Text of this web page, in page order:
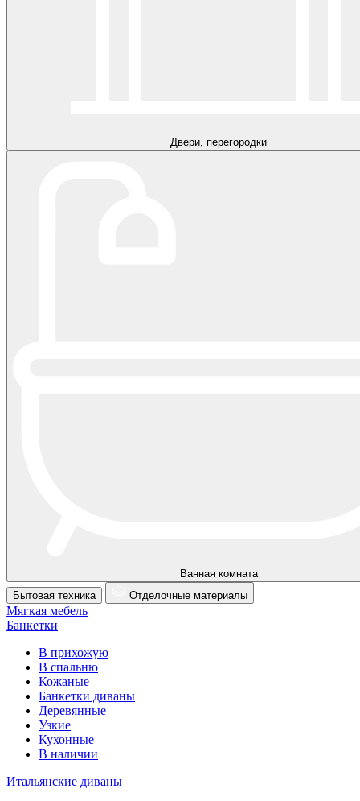
Двери, перегородки
Ванная комната
Бытовая техника
Отделочные материалы
Мягкая мебель
Банкетки
В прихожую
В спальню
Кожаные
Банкетки диваны
Деревянные
Узкие
Кухонные
В наличии
Итальянские диваны